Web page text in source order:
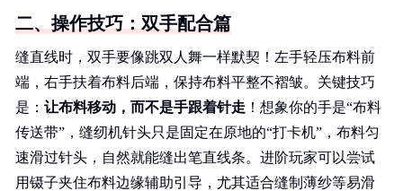
二、操作技巧：双手配合篇
缝直线时，双手要像跳双人舞一样默契！左手轻压布料前
端，右手扶着布料后端，保持布料平整不褶皱。关键技巧
是： 让布料移动，而不是手跟着针走 ！想象你的手是“布料
传送带”，缝纫机针头只是固定在原地的“打卡机”，布料匀
速滑过针头，自然就能缝出笔直线条。进阶玩家可以尝试
用镊子夹住布料边缘辅助引导，尤其适合缝制薄纱等易滑